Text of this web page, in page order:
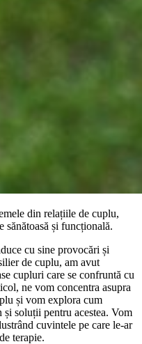
din relațiile de cuplu,
și funcțională.
cu sine provocări și
de cuplu, am avut
cupluri care se confruntă cu
ne vom concentra asupra
și vom explora cum
soluții pentru acestea. Vom
cuvintele pe care le-ar
terapie.